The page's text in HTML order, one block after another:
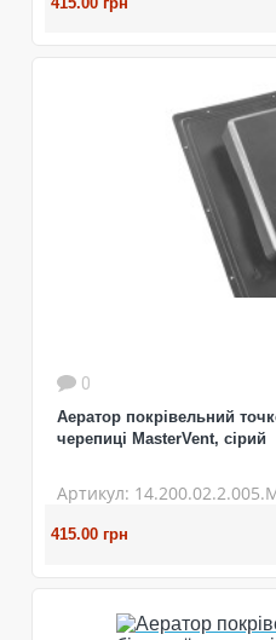
0
Аератор покрівельний
черепиці MasterVent, сірий
Артикул:
415.00 грн